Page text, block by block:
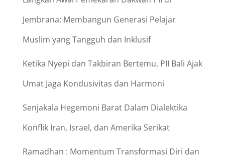
Jembrana: Membangun Generasi Pelajar
Muslim yang Tangguh dan Inklusif
Ketika Nyepi dan Takbiran Bertemu, PII Bali Ajak
Umat Jaga Kondusivitas dan Harmoni
Senjakala Hegemoni Barat Dalam Dialektika
Konflik Iran, Israel, dan Amerika Serikat
Ramadhan : Momentum Transformasi Diri dan